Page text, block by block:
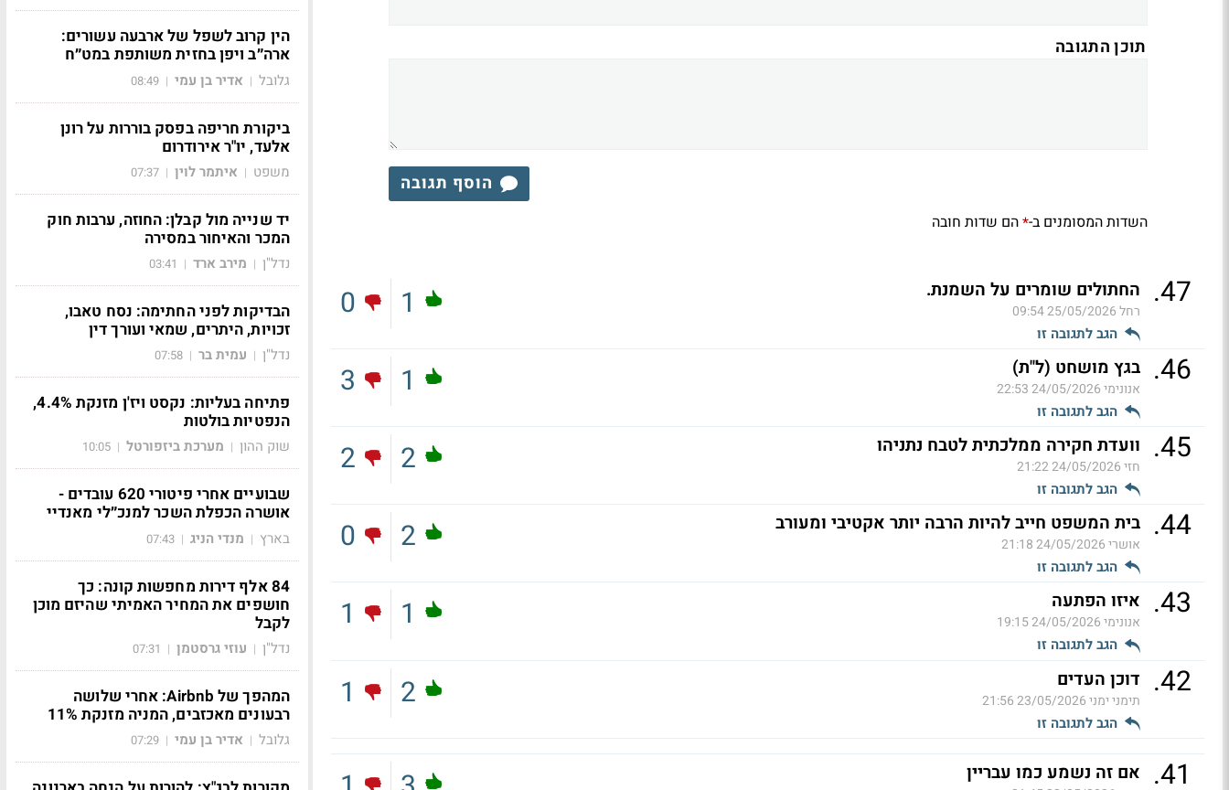
תוכן התגובה
הוסף תגובה
השדות המסומנים ב-*הם שדות חובה
47
. החתולים שומרים על השמנת.
רחל25/05/2026 09:54
הגב לתגובה זו
1
0
46
. בגץ מושחט (ל"ת)
אנונימי24/05/2026 22:53
הגב לתגובה זו
1
3
45
. וועדת חקירה ממלכתית לטבח נתניהו
חזי24/05/2026 21:22
הגב לתגובה זו
2
2
44
. בית המשפט חייב להיות הרבה יותר אקטיבי ומעורב
אושרי24/05/2026 21:18
הגב לתגובה זו
2
0
43
. איזו הפתעה
אנונימי24/05/2026 19:15
הגב לתגובה זו
1
1
42
. דוכן העדים
תימני ימני23/05/2026 21:56
הגב לתגובה זו
2
1
41
. אם זה נשמע כמו עבריין
הין קרוב לשפל של ארבעה עשורים:
ארה״ב ויפן בחזית משותפת במט״ח
גלובל | אדיר בן עמי |
08:49
ביקורת חריפה בפסק בוררות על רונן
אלעד, יו"ר אירודרום
משפט | איתמר לוין |
07:37
יד שנייה מול קבלן: החוזה, ערבות חוק
המכר והאיחור במסירה
נדל"ן | מירב ארד |
03:41
הבדיקות לפני החתימה: נסח טאבו,
זכויות, היתרים, שמאי ועורך דין
נדל"ן | עמית בר |
07:58
פתיחה בעליות: נקסט ויז'ן מזנקת 4.4%,
הנפטיות בולטות
שוק ההון | מערכת ביזפורטל |
10:05
שבועיים אחרי פיטורי 620 עובדים -
אושרה הכפלת השכר למנכ״לי מאנדיי
בארץ | מנדי הניג |
07:43
84 אלף דירות מחפשות קונה: כך
חושפים את המחיר האמיתי שהיזם מוכן
לקבל
נדל"ן | עוזי גרסטמן |
07:31
המהפך של Airbnb: אחרי שלושה
רבעונים מאכזבים, המניה מזנקת 11%
גלובל | אדיר בן עמי |
07:29